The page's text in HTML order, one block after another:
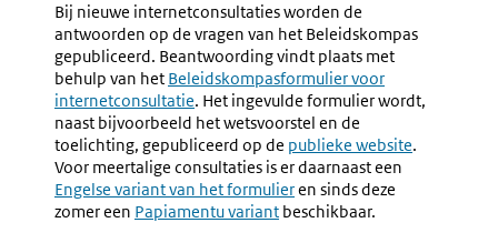
Bij nieuwe internetconsultaties worden de
antwoorden op de vragen van het Beleidskompas
gepubliceerd. Beantwoording vindt plaats met
behulp van het Beleidskompasformulier voor
internetconsultatie. Het ingevulde formulier wordt,
naast bijvoorbeeld het wetsvoorstel en de
toelichting, gepubliceerd op de Externe
link:
publieke website.
Voor meertalige consultaties is er daarnaast een
Engelse variant van het formulieren sinds deze
zomer een Papiamentu variant beschikbaar.